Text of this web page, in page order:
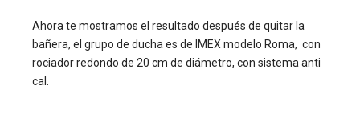
Ahora te mostramos el resultado después de quitar la
bañera, el grupo de ducha es de IMEX modelo Roma, con
rociador redondo de 20 cm de diámetro, con sistema anti
cal.